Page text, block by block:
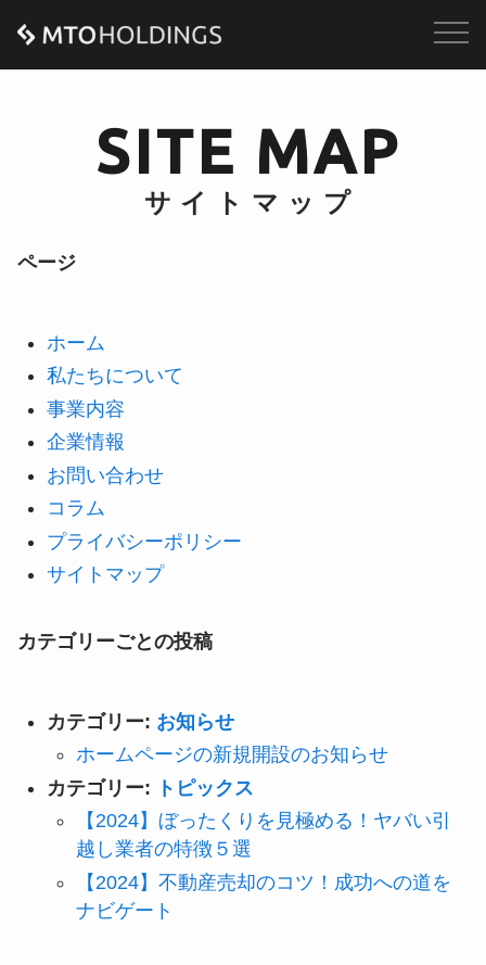
SITE MAP
サ イ ト マ ッ プ
ページ
ホーム
私たちについて
事業内容
企業情報
お問い合わせ
コラム
プライバシーポリシー
サイトマップ
カテゴリーごとの投稿
カテゴリー: お知らせ
ホームページの新規開設のお知らせ
カテゴリー: トピックス
【2024】ぼったくりを見極める！ヤバい引
越し業者の特徴５選
【2024】不動産売却のコツ！成功への道を
ナビゲート